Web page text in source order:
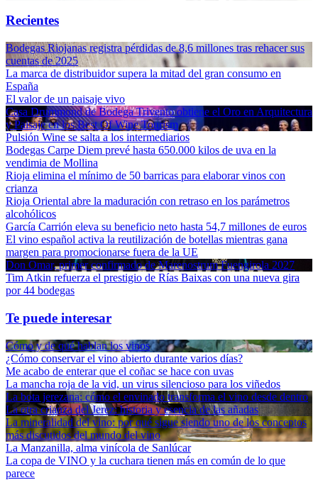
Recientes
Bodegas Riojanas registra pérdidas de 8,6 millones tras rehacer sus
cuentas de 2025
La marca de distribuidor supera la mitad del gran consumo en
España
El valor de un paisaje vivo
Casa Drummond de Bodega Trivento obtiene el Oro en Arquitectura
y Paisaje en los Best Of Wine Tourism
Pulsión Wine se salta a los intermediarios
Bodegas Carpe Diem prevé hasta 650.000 kilos de uva en la
vendimia de Mollina
Rioja elimina el mínimo de 50 barricas para elaborar vinos con
crianza
Rioja Oriental abre la maduración con retraso en los parámetros
alcohólicos
García Carrión eleva su beneficio neto hasta 54,7 millones de euros
El vino español activa la reutilización de botellas mientras gana
margen para promocionarse fuera de la UE
Don Omar, primer confirmado de Marenostrum Fuengirola 2027
Tim Atkin refuerza el prestigio de Rías Baixas con una nueva gira
por 44 bodegas
Te puede interesar
Cómo y de qué hablan los vinos
¿Cómo conservar el vino abierto durante varios días?
Me acabo de enterar que el coñac se hace con uvas
La mancha roja de la vid, un virus silencioso para los viñedos
La bota jerezana: cómo el envinado transforma el vino desde dentro
La otra crianza del Jerez: historia y esencia de las añadas
La mineralidad del vino: por qué sigue siendo uno de los conceptos
más discutidos del mundo del vino
La Manzanilla, alma vinícola de Sanlúcar
La copa de VINO y la cuchara tienen más en común de lo que
parece